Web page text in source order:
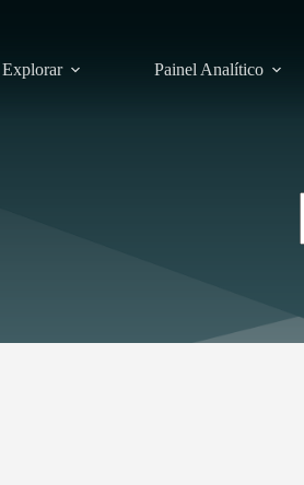
Explorar Painel Analítico